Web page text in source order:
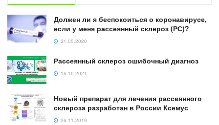
Должен ли я беспокоиться о коронавирусе,
если у меня рассеянный склероз (РС)?
31.05.2020
Рассеянный склероз ошибочный диагноз
16.10.2021
Новый препарат для лечения рассеянного
склероза разработан в России Ксемус
26.11.2019